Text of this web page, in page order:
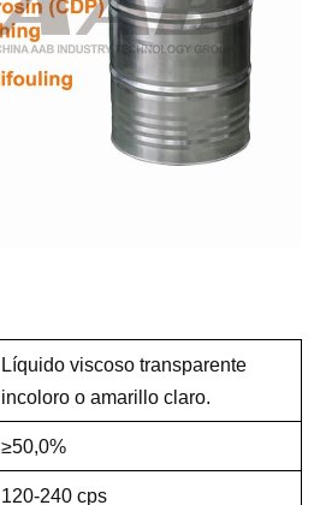
Líquido viscoso transparente
incoloro o amarillo claro.
≥50,0%
120-240 cps